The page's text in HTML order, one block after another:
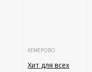
КЕМЕРОВО
Хит для всех